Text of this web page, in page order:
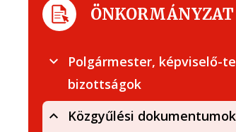
ÖNKORMÁNYZAT
Polgármester, képviselő-
bizottságok
Közgyűlési dokumentumok